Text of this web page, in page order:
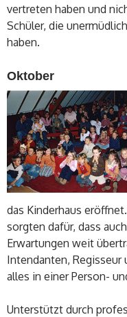
vertreten haben und
Schüler, die
haben.
Oktober
das Kinderhaus
sorgten dafür, dass
Erwartungen weit
Intendanten, Regisseur
alles in einer Person-
Unterstützt durch